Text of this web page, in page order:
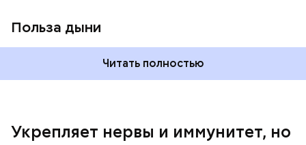
Польза дыни
Читать полностью
Укрепляет нервы и иммунитет, но
виде или припущенном на сковороде.